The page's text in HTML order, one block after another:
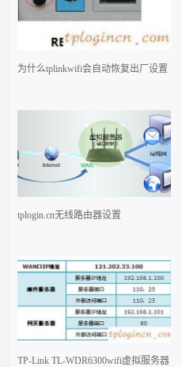
为什么tplinkwifi会自动恢复出厂设置
tplogin.cn无线路由器设置
TP-Link TL-WDR6300wifi虚拟服务器